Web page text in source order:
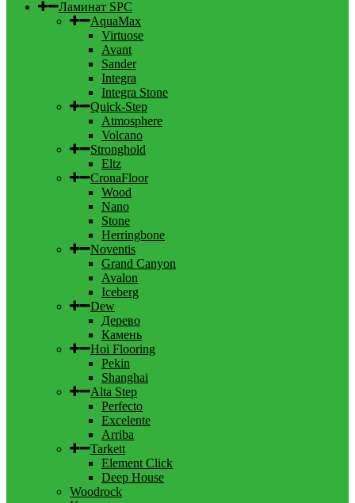
Ламинат SPC
AquaMax
Virtuose
Avant
Sander
Integra
Integra Stone
Quick-Step
Atmosphere
Volcano
Stronghold
Eltz
CronaFloor
Wood
Nano
Stone
Herringbone
Noventis
Grand Canyon
Avalon
Iceberg
Dew
Дерево
Камень
Hoi Flooring
Pekin
Shanghai
Alta Step
Perfecto
Excelente
Arriba
Tarkett
Element Click
Deep House
Woodrock